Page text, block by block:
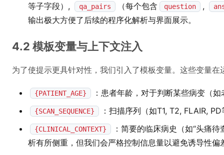
等子字段）,
qa_pairs （每个包含 question ,
输出极大方便了后续的程序化解析与界面展示。
4.2 模板变量与上下文注入
为了使提示更具针对性，我们引入了模板变量。这些变量
{PATIENT_AGE} ：患者年龄，对于判断某些病变（
{SCAN_SEQUENCE} ：扫描序列（如T1, T2, FLAIR,
{CLINICAL_CONTEXT}
：简要的临床病史（如“头痛
析有所侧重，但我们会严格控制信息量以避免诱导性偏